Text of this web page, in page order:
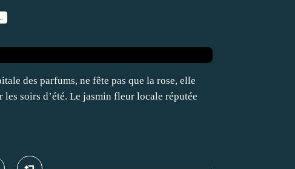
des parfums, ne fête pas que la rose, elle
soirs d’été. Le jasmin fleur locale réputée